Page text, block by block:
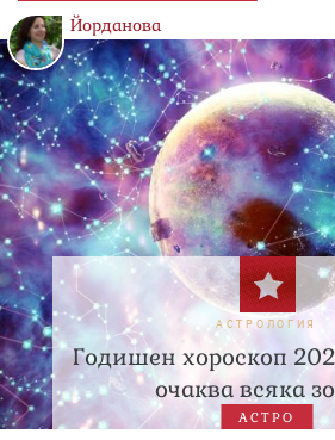
Йорданова
АСТРОЛОГИЯ
Годишен хороскоп
очаква всяка
АСТРО